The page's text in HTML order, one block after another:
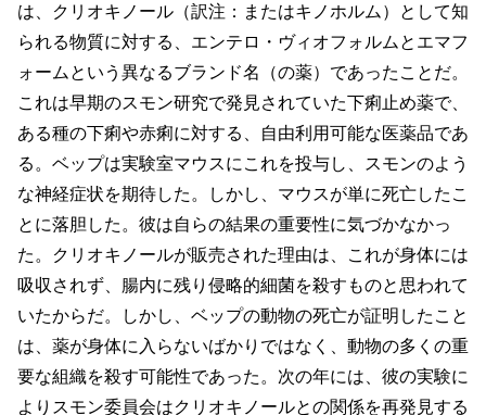
は、クリオキノール（訳注：またはキノホルム）として知
られる物質に対する、エンテロ・ヴィオフォルムとエマフ
ォームという異なるブランド名（の薬）であったことだ。
これは早期のスモン研究で発見されていた下痢止め薬で、
ある種の下痢や赤痢に対する、自由利用可能な医薬品であ
る。ベップは実験室マウスにこれを投与し、スモンのよう
な神経症状を期待した。しかし、マウスが単に死亡したこ
とに落胆した。彼は自らの結果の重要性に気づかなかっ
た。クリオキノールが販売された理由は、これが身体には
吸収されず、腸内に残り侵略的細菌を殺すものと思われて
いたからだ。しかし、ベップの動物の死亡が証明したこと
は、薬が身体に入らないばかりではなく、動物の多くの重
要な組織を殺す可能性であった。次の年には、彼の実験に
よりスモン委員会はクリオキノールとの関係を再発見する